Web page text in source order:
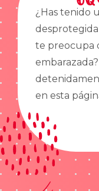
¿Has tenido
te preocupa
en esta